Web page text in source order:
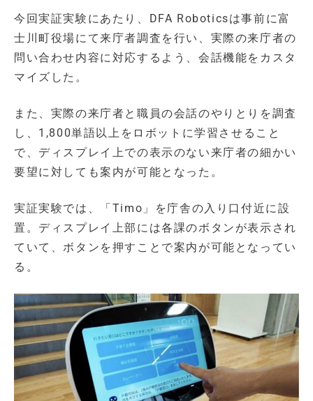
今回実証実験にあたり、DFA Roboticsは事前に富
士川町役場にて来庁者調査を行い、実際の来庁者の
問い合わせ内容に対応するよう、会話機能をカスタ
マイズした。
また、実際の来庁者と職員の会話のやりとりを調査
し、1,800単語以上をロボットに学習させること
で、ディスプレイ上での表示のない来庁者の細かい
要望に対しても案内が可能となった。
実証実験では、「Timo」を庁舎の入り口付近に設
置。ディスプレイ上部には各課のボタンが表示され
ていて、ボタンを押すことで案内が可能となってい
る。